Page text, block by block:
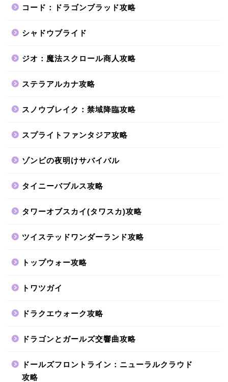
コード：ドラゴンブラッド攻略
シャドウブライド
ジオ：魔法スクロール商人攻略
ステラアルカナ攻略
スノウブレイク：禁域降臨攻略
スプライトファンタジア攻略
ゾンビの夜明けサバイバル
タイニーバブルス攻略
タワーオブスカイ(タワスカ)攻略
ツイステッドワンダーランド攻略
トップウォー攻略
トワツガイ
ドラクエウォーク攻略
ドラゴンとガールズ交響曲攻略
ドールズフロントライン：ニューラルクラウド
攻略